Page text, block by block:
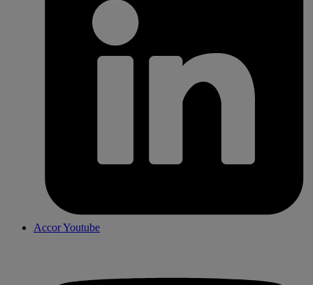
Accor Youtube